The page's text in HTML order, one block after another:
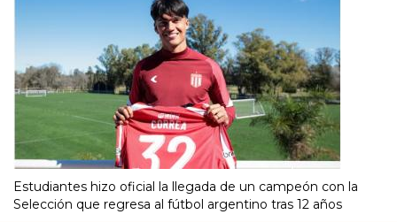
Estudiantes hizo oficial la llegada de un campeón con la
Selección que regresa al fútbol argentino tras 12 años